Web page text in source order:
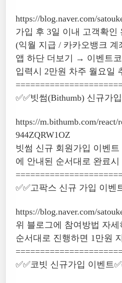
https://blog.naver.com/
가입 후 3일 이내 고객확인
(익월 지급 / 카카오뱅크 계
앱 하단 더보기 → 이벤트
입력시 2만원 차주 월요일
✅✅빗썸(Bithumb) 신규가
https://m.bithumb.com/react/
944ZQRW1OZ
빗썸 신규 회원가입 이벤
에 안내된 순서대로 완료시
✅✅고팍스 신규 가입 이벤
https://blog.naver.com/
위 블로그에 참여방법 자
순서대로 진행하면 1만원
✅✅코빗 신규가입 이벤트